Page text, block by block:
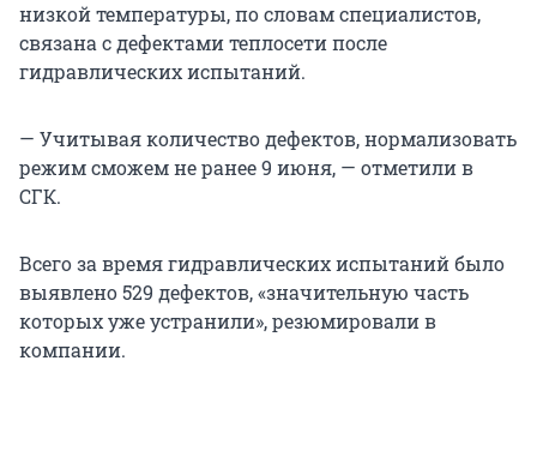
низкой температуры, по словам специалистов,
связана с дефектами теплосети после
гидравлических испытаний.
— Учитывая количество дефектов, нормализовать
режим сможем не ранее 9 июня, — отметили в
СГК.
Всего за время гидравлических испытаний было
выявлено 529 дефектов, «значительную часть
которых уже устранили», резюмировали в
компании.